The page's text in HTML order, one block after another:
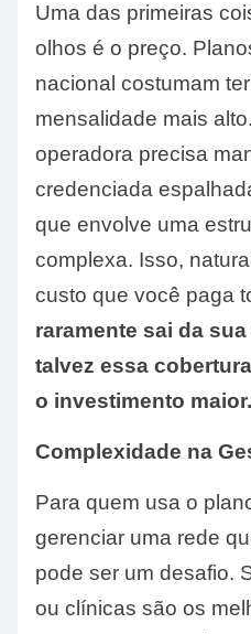
Uma das primeiras
olhos é o preço.
nacional costumam
mensalidade mais
operadora precisa
credenciada
que envolve uma
complexa. Isso,
custo que você paga
raramente sai da
talvez essa
o investimento maior.
Complexidade na
Para quem usa o
gerenciar uma rede
pode ser um desafio.
ou clínicas são os